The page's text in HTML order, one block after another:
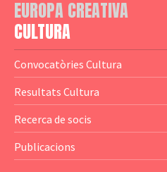
— Estudis
EUROPA CREATIVA
CULTURA
Convocatòries Cultura
Resultats Cultura
Recerca de socis
Publicacions